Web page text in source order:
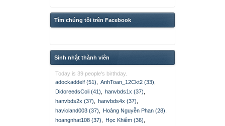
Tìm chúng tôi trên Facebook
Sinh nhật thành viên
Today is 39 people's birthday.
adockaddelf (51)
AnhToan_12Ckt2 (33)
DidoreedsColi (41)
hanvbds1x (37)
hanvbds2x (37)
hanvbds4x (37)
havicland003 (37)
Hoàng Nguyễn Phan (28)
hoangnhat108 (37)
Học Khiêm (36)